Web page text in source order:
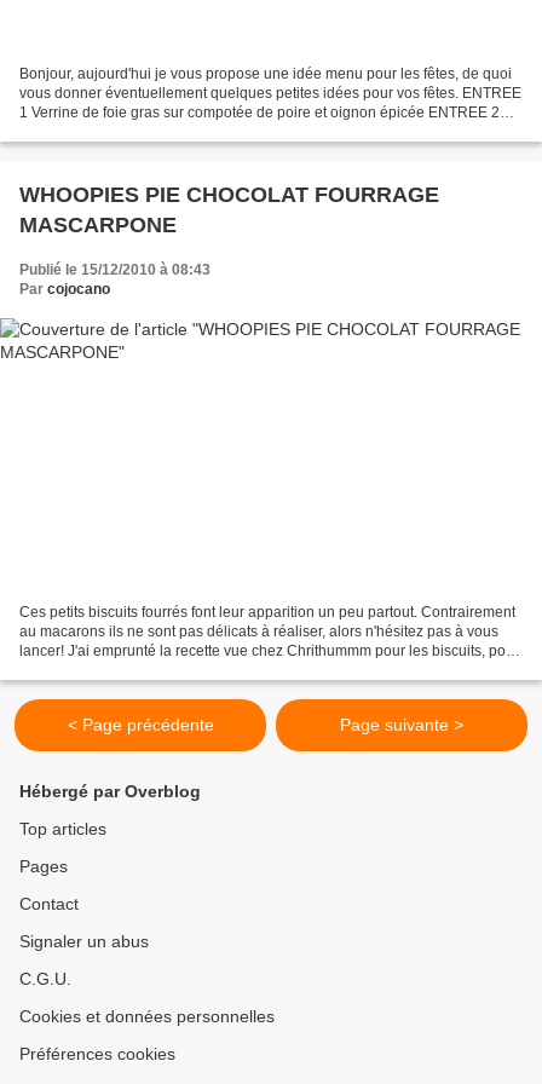
Bonjour, aujourd'hui je vous propose une idée menu pour les fêtes, de quoi
vous donner éventuellement quelques petites idées pour vos fêtes. ENTREE
1 Verrine de foie gras sur compotée de poire et oignon épicée ENTREE 2
WHOOPIES PIE CHOCOLAT FOURRAGE
MASCARPONE
Publié le 15/12/2010 à 08:43
Par cojocano
Ces petits biscuits fourrés font leur apparition un peu partout. Contrairement
au macarons ils ne sont pas délicats à réaliser, alors n'hésitez pas à vous
lancer! J'ai emprunté la recette vue chez Chrithummm pour les biscuits, pour
< Page précédente Page suivante >
Hébergé par Overblog
Top articles
Pages
Contact
Signaler un abus
C.G.U.
Cookies et données personnelles
Préférences cookies